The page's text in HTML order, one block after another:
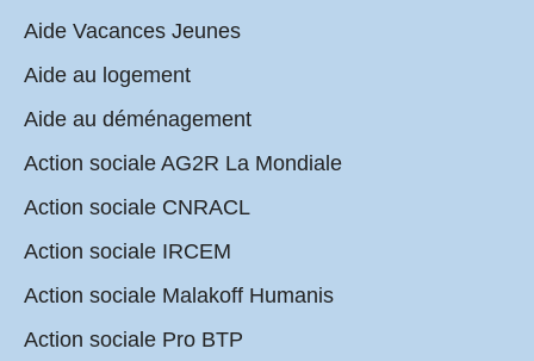
Aide Vacances Jeunes
Aide au logement
Aide au déménagement
Action sociale AG2R La Mondiale
Action sociale CNRACL
Action sociale IRCEM
Action sociale Malakoff Humanis
Action sociale Pro BTP